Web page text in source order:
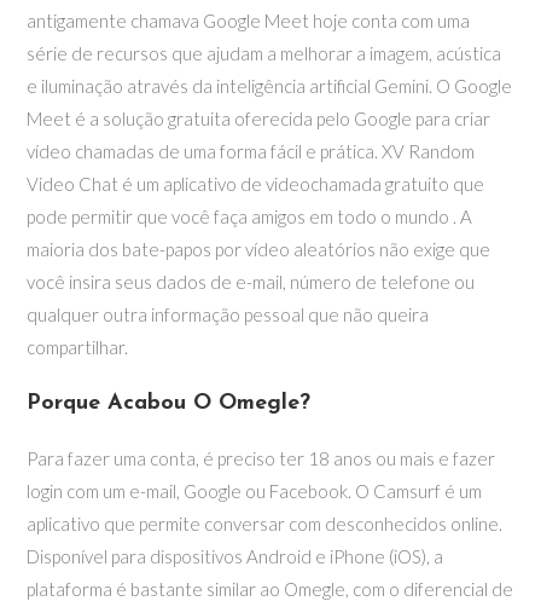
antigamente chamava Google Meet hoje conta com uma
série de recursos que ajudam a melhorar a imagem, acústica
e iluminação através da inteligência artificial Gemini. O Google
Meet é a solução gratuita oferecida pelo Google para criar
vídeo chamadas de uma forma fácil e prática. XV Random
Video Chat é um aplicativo de videochamada gratuito que
pode permitir que você faça amigos em todo o mundo . A
maioria dos bate-papos por vídeo aleatórios não exige que
você insira seus dados de e-mail, número de telefone ou
qualquer outra informação pessoal que não queira
compartilhar.
Porque Acabou O Omegle?
Para fazer uma conta, é preciso ter 18 anos ou mais e fazer
login com um e-mail, Google ou Facebook. O Camsurf é um
aplicativo que permite conversar com desconhecidos online.
Disponível para dispositivos Android e iPhone (iOS), a
plataforma é bastante similar ao Omegle, com o diferencial de